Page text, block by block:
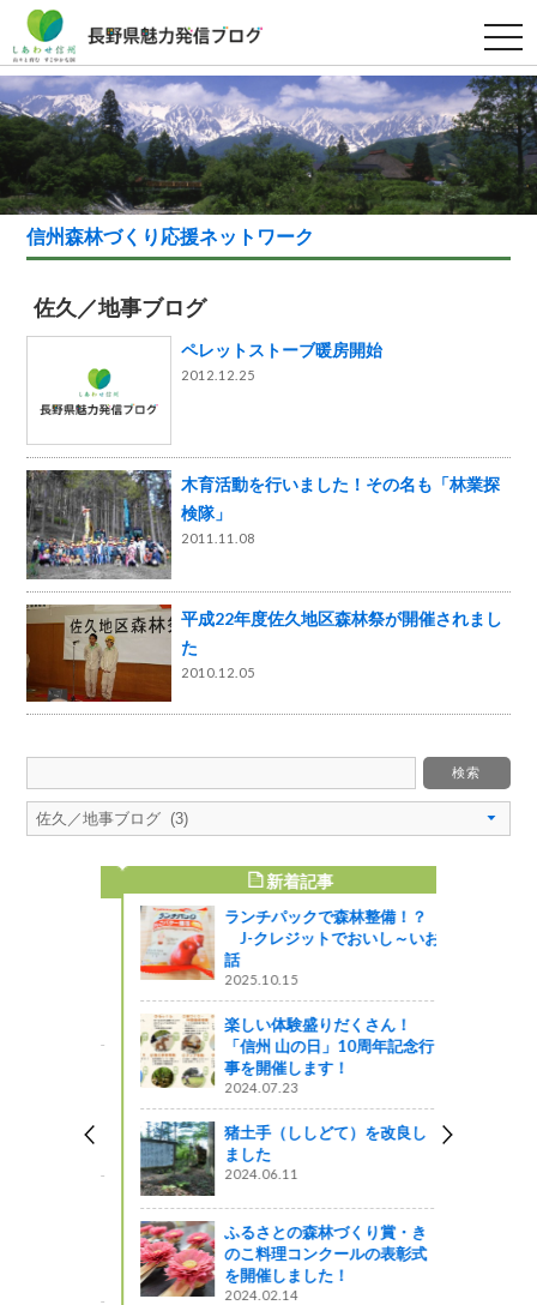
t
o
g
g
l
e
n
a
v
g
i
信州森林づくり応援ネットワーク
佐久／地事ブログ
ペレットストーブ暖房開始
2012.12.25
木育活動を行いました！その名も「林業探
検隊」
2011.11.08
平成22年度佐久地区森林祭が開催されまし
た
2010.12.05
新着記事
ランチパックで森林整備！？
J-クレジットでおいし～いお
話
2025.10.15
楽しい体験盛りだくさん！
「信州 山の日」10周年記念行
事を開催します！
2024.07.23
猪土手（ししどて）を改良し
ました
2024.06.11
ふるさとの森林づくり賞・き
のこ料理コンクールの表彰式
を開催しました！
2024.02.14